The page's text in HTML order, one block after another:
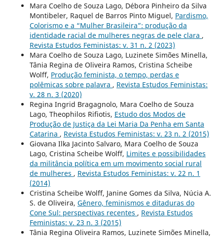
Mara Coelho de Souza Lago, Débora Pinheiro da Silva
Montibeler, Raquel de Barros Pinto Miguel, Pardismo,
Colorismo e a “Mulher Brasileira”: produção da
identidade racial de mulheres negras de pele clara ,
Revista Estudos Feministas: v. 31 n. 2 (2023)
Mara Coelho de Souza Lago, Luzinete Simões Minella,
Tânia Regina de Oliveira Ramos, Cristina Scheibe
Wolff, Produção feminista, o tempo, perdas e
polêmicas sobre palavra , Revista Estudos Feministas:
v. 28 n. 3 (2020)
Regina Ingrid Bragagnolo, Mara Coelho de Souza
Lago, Theophilos Rifiotis, Estudo dos Modos de
Produção de Justiça da Lei Maria Da Penha em Santa
Catarina , Revista Estudos Feministas: v. 23 n. 2 (2015)
Giovana Ilka Jacinto Salvaro, Mara Coelho de Souza
Lago, Cristina Scheibe Wolff, Limites e possibilidades
da militância política em um movimento social rural
de mulheres , Revista Estudos Feministas: v. 22 n. 1
(2014)
Cristina Scheibe Wolff, Janine Gomes da Silva, Núcia A.
S. de Oliveira, Gênero, feminismos e ditaduras do
Cone Sul: perspectivas recentes , Revista Estudos
Feministas: v. 23 n. 3 (2015)
Tânia Regina Oliveira Ramos, Luzinete Simões Minella,